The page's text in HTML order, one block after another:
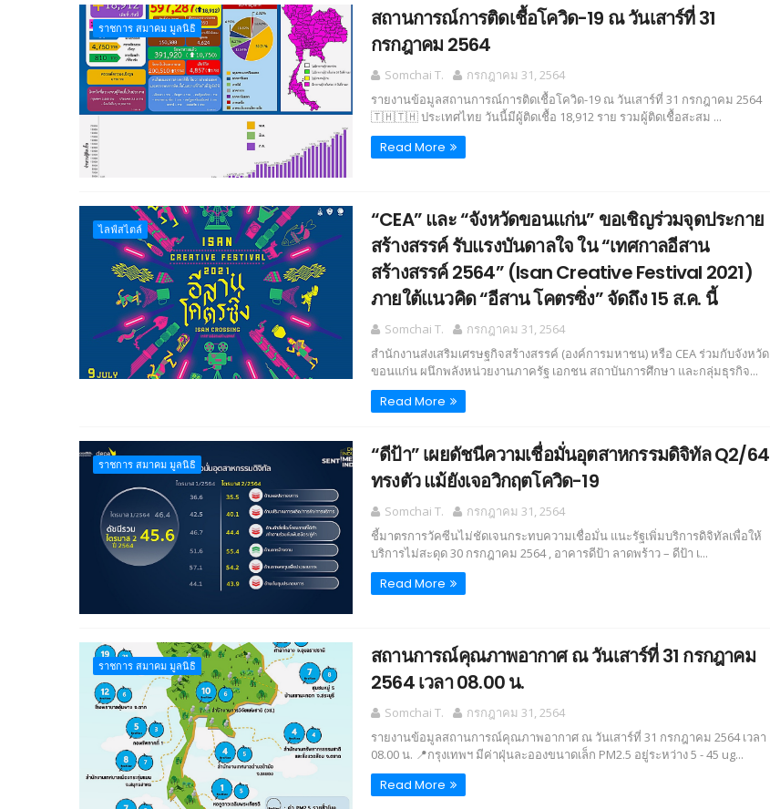
ราชการ สมาคม มูลนิธิ
สถานการณ์การติดเชื้อโควิด-19 ณ วันเสาร์ที่ 31
กรกฎาคม 2564
Somchai T.
กรกฎาคม 31, 2564
รายงานข้อมูลสถานการณ์การติดเชื้อโควิด-19 ณ วันเสาร์ที่ 31 กรกฎาคม 2564
🇹🇭🇹🇭 ประเทศไทย วันนี้มีผู้ติดเชื้อ 18,912 ราย รวมผู้ติดเชื้อสะสม ...
Read More
ไลฟ์สไตล์
“CEA” และ “จังหวัดขอนแก่น” ขอเชิญร่วมจุดประกาย
สร้างสรรค์ รับแรงบันดาลใจ ใน “เทศกาลอีสาน
สร้างสรรค์ 2564” (Isan Creative Festival 2021)
ภายใต้แนวคิด “อีสาน โคตรซิ่ง” จัดถึง 15 ส.ค. นี้
Somchai T.
กรกฎาคม 31, 2564
สำนักงานส่งเสริมเศรษฐกิจสร้างสรรค์ (องค์การมหาชน) หรือ CEA ร่วมกับจังหวัด
ขอนแก่น ผนึกพลังหน่วยงานภาครัฐ เอกชน สถาบันการศึกษา และกลุ่มธุรกิจ...
Read More
ราชการ สมาคม มูลนิธิ
“ดีป้า” เผยดัชนีความเชื่อมั่นอุตสาหกรรมดิจิทัล Q2/64
ทรงตัว แม้ยังเจอวิกฤตโควิด-19
Somchai T.
กรกฎาคม 31, 2564
ชี้มาตรการวัคซีนไม่ชัดเจนกระทบความเชื่อมั่น แนะรัฐเพิ่มบริการดิจิทัลเพื่อให้
บริการไม่สะดุด 30 กรกฎาคม 2564 , อาคารดีป้า ลาดพร้าว – ดีป้า เ...
Read More
ราชการ สมาคม มูลนิธิ
สถานการณ์คุณภาพอากาศ ณ วันเสาร์ที่ 31 กรกฎาคม
2564 เวลา 08.00 น.
Somchai T.
กรกฎาคม 31, 2564
รายงานข้อมูลสถานการณ์คุณภาพอากาศ ณ วันเสาร์ที่ 31 กรกฎาคม 2564 เวลา
08.00 น. 📍กรุงเทพฯ มีค่าฝุ่นละอองขนาดเล็ก PM2.5 อยู่ระหว่าง 5 - 45 ug...
Read More